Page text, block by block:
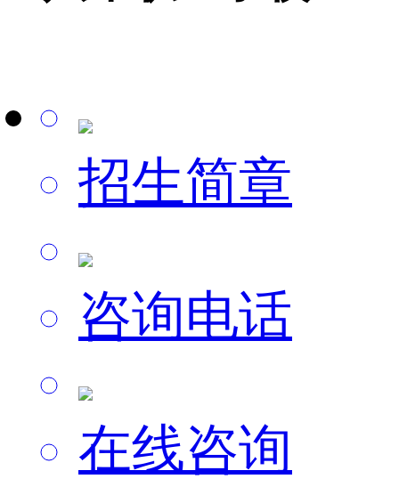
招生简章
咨询电话
在线咨询